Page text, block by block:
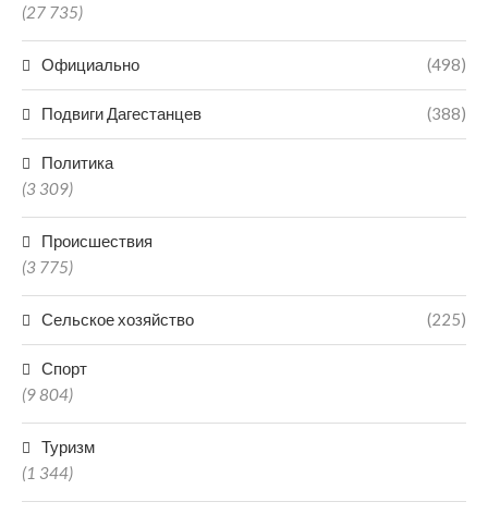
(27 735)
Официально (498)
Подвиги Дагестанцев (388)
Политика
(3 309)
Происшествия
(3 775)
Сельское хозяйство (225)
Спорт
(9 804)
Туризм
(1 344)